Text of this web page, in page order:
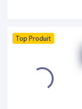
Top Produit